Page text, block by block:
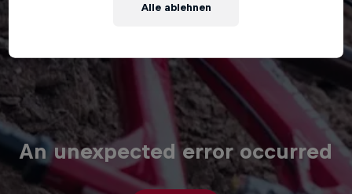
An unexpected error occurred
Alle ablehnen